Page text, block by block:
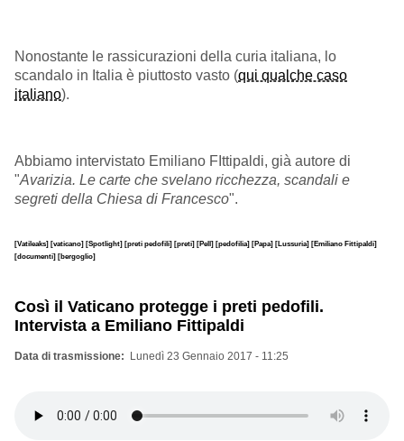
Nonostante le rassicurazioni della curia italiana, lo
scandalo in Italia è piuttosto vasto (qui qualche caso
italiano).
Abbiamo intervistato Emiliano FIttipaldi, già autore di
"Avarizia. Le carte che svelano ricchezza, scandali e
segreti della Chiesa di Francesco".
[Vatileaks] [vaticano] [Spotlight] [preti pedofili] [preti] [Pell] [pedofilia] [Papa] [Lussuria] [Emiliano Fittipaldi]
[documenti] [bergoglio]
Così il Vaticano protegge i preti pedofili.
Intervista a Emiliano Fittipaldi
Data di trasmissione Lunedì 23 Gennaio 2017 - 11:25